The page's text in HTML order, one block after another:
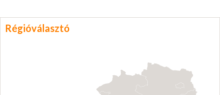
Régióválasztó